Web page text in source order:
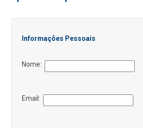
Informações Pessoais
Nome:
Email: